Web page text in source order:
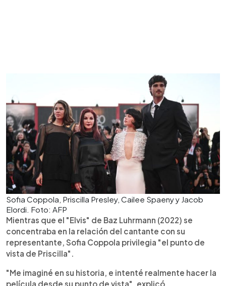
Sofia Coppola, Priscilla Presley, Cailee Spaeny y Jacob
Elordi. Foto: AFP
Mientras que el "Elvis" de Baz Luhrmann (2022) se
concentraba en la relación del cantante con su
representante, Sofia Coppola privilegia "el punto de
vista de Priscilla".
"Me imaginé en su historia, e intenté realmente hacer la
película desde su punto de vista", explicó.